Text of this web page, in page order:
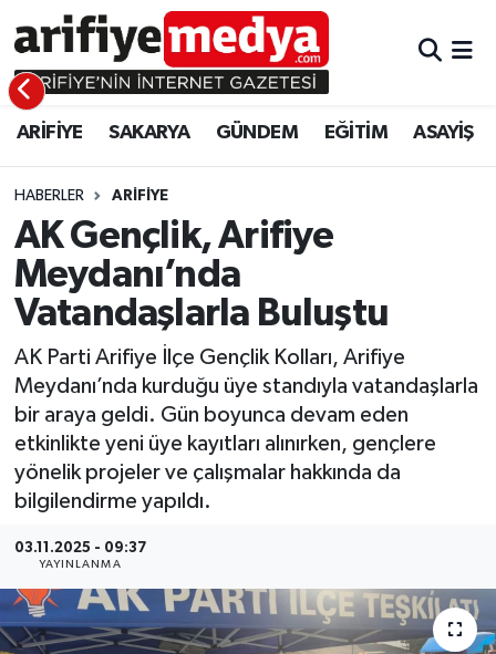
ARİFİYE SAKARYA GÜNDEM EĞİTİM ASAYİŞ
HABERLER ARİFİYE
AK Gençlik, Arifiye
Meydanı’nda
Vatandaşlarla Buluştu
AK Parti Arifiye İlçe Gençlik Kolları, Arifiye
Meydanı’nda kurduğu üye standıyla vatandaşlarla
bir araya geldi. Gün boyunca devam eden
etkinlikte yeni üye kayıtları alınırken, gençlere
yönelik projeler ve çalışmalar hakkında da
bilgilendirme yapıldı.
03.11.2025 - 09:37
YAYINLANMA
ARİFİYE
SAKARYA
GÜNDEM
EĞİTİM
ASAYİŞ
EKONOMİ
ARİFİYE
GÜNDEM
EĞİTİM
EKONOMİ
ASAYİŞ
Sakarya Hava Durumu
Sakarya Namaz Vakitleri
Sakarya Trafik Yoğunluk Haritası
Süper Lig Puan Durumu ve Fikstür
Tüm Manşetler
Son Dakika Haberleri
Haber Arşivi